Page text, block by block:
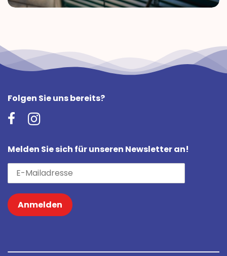
Folgen Sie uns bereits?
Melden Sie sich für unseren Newsletter an!
Anmelden